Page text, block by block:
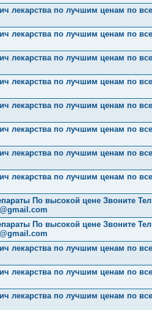
лекарства по лучшим ценам по
лекарства по лучшим ценам по
лекарства по лучшим ценам по
лекарства по лучшим ценам по
лекарства по лучшим ценам по
лекарства по лучшим ценам по
лекарства по лучшим ценам по
лекарства по лучшим ценам по
По высокой цене Звоните
По высокой цене Звоните
лекарства по лучшим ценам по
лекарства по лучшим ценам по
лекарства по лучшим ценам по